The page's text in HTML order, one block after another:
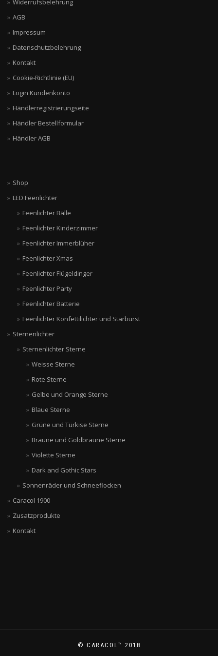
Widerrufsbelehrung
AGB
Impressum
Datenschutzbelehrung
Kontakt
Cookie-Richtlinie (EU)
Login Kundenkonto
Händlerregistrierungseite
Händler Bestellformular
Händler AGB
Shop
LED Feenlichter
Feenlichter Bälle
Feenlichter Kinderzimmer
Feenlichter Immerblüher
Feenlichter Xmas
Feenlichter Flügeldinger
Feenlichter Party
Feenlichter Batterie
Feenlichter Konfettilichter und Starburst
Sternenlichter
Sternenlichter Sterne
Weisse Sterne
Rote Sterne
Gelbe und Orange Sterne
Blaue Sterne
Grüne und Türkise Sterne
Braune und Goldbraune Sterne
Violette Sterne
Dark and Gothic Stars
Sonnenräder und Schneeflocken
Caracol 1900
Zusatzprodukte
Kontakt
© CARACOL™ 2018